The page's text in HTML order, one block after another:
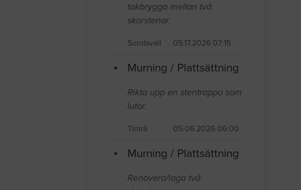
takbrygga mellan två
skorstenar.
Sundsvall 05.17.2026 07:15
Murning / Plattsättning
Rikta upp en stentrappa som
lutar.
Timrå 05.06.2026 06:00
Murning / Plattsättning
Renovera/laga två